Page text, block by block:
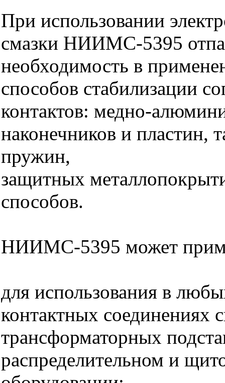
При использовании
смазки НИИМС-5395
необходимость в
способов стабилизации
контактов: медно-
наконечников и пластин,
пружин,
защитных
способов.
НИИМС-5395 может
для использования в
контактных соединениях
трансформаторных
распределительном и